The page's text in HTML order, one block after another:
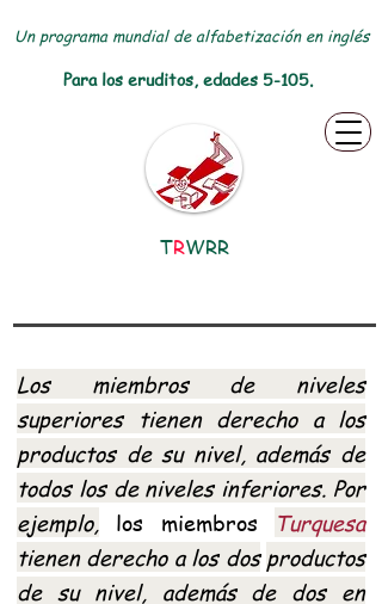
Un programa mundial de alfabetización en inglés
Para los eruditos, edades 5-105.
TRWRR
Los miembros de niveles
superiores tienen derecho a los
productos de su nivel, además de
todos los de niveles inferiores. Por
ejemplo, los miembros
Turquesa
tienen derecho a los dos productos
de su nivel, además de dos en